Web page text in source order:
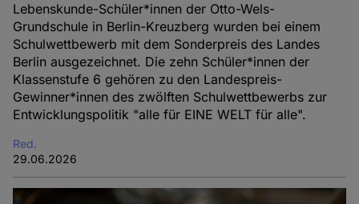
Lebenskunde-Schüler*innen der Otto-Wels-
Grundschule in Berlin-Kreuzberg wurden bei einem
Schulwettbewerb mit dem Sonderpreis des Landes
Berlin ausgezeichnet. Die zehn Schüler*innen der
Klassenstufe 6 gehören zu den Landespreis-
Gewinner*innen des zwölften Schulwettbewerbs zur
Entwicklungspolitik "alle für EINE WELT für alle".
Red.
29.06.2026